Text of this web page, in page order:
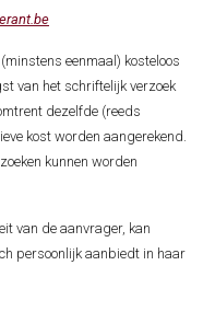
eenmaal) kosteloos
van het schriftelijk verzoek
dezelfde (reeds
kost worden aangerekend.
kunnen worden
van de aanvrager, kan
persoonlijk aanbiedt in haar